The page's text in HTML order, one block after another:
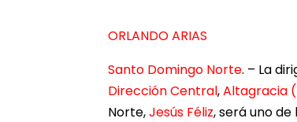
ORLANDO ARIAS
Santo Domingo Norte. – La
Dirección Central,Altagracia
Norte,Jesús Féliz, será uno